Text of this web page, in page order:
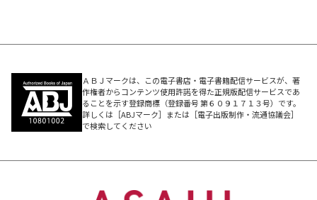
ームまでをロジカルに解き明かす。
★史上初（2） クイズの問題文をフレームワーク化
これまで体系化されることのなかったクイズの問題文を分
類し、その構造を分析。クイズプレーヤーが早押しで用い
ＡＢＪマークは、この電子書店・電子書籍配信サービスが、著
作権者からコンテンツ使用許諾を得た正規版配信サービスであ
ることを示す登録商標（登録番号 第６０９１７１３号）です。
詳しくは［ABJマーク］または［電子出版制作・流通協議会］
で検索してください